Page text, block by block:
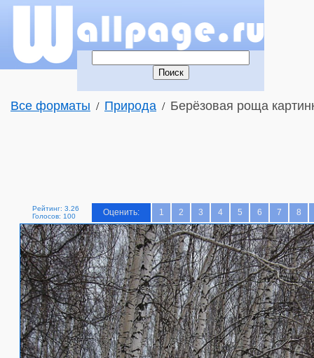
Все форматы / Природа / Берёзовая роща
Рейтинг: 3.26
Голосов: 100
Оценить: 1 2 3 4 5 6 7 8